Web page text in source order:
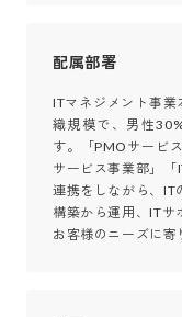
配属部署
ITマネジメント事
織規模で、男性
す。「PMOサービ
サービス事業部」
連携をしながら、IT
構築から運用、ITサ
お客様のニーズに寄